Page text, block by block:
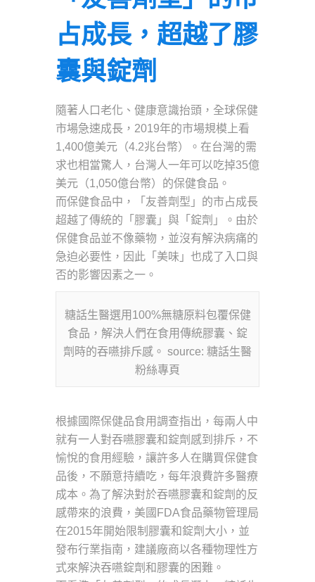
占成長，超越了膠
囊與錠劑
隨著人口老化、健康意識抬頭，全球保健
市場急速成長，2019年的市場規模上看
1,400億美元（4.2兆台幣）。在台灣的需
求也相當驚人，台灣人一年可以吃掉35億
美元（1,050億台幣）的保健食品。
而保健食品中，「友善劑型」的市占成長
超越了傳統的「膠囊」與「錠劑」。由於
保健食品並不像藥物，並沒有解決病痛的
急迫必要性，因此「美味」也成了入口與
否的影響因素之一。
糖話生醫選用100%無糖原料包覆保健
食品，解決人們在食用傳統膠囊、錠
劑時的吞嚥排斥感。 source: 糖話生醫
粉絲專頁
根據國際保健品食用調查指出，每兩人中
就有一人對吞嚥膠囊和錠劑感到排斥，不
愉悅的食用經驗，讓許多人在購買保健食
品後，不願意持續吃，每年浪費許多醫療
成本。為了解決對於吞嚥膠囊和錠劑的反
感帶來的浪費，美國FDA食品藥物管理局
在2015年開始限制膠囊和錠劑大小，並
發布行業指南，建議廠商以各種物理性方
式來解決吞嚥錠劑和膠囊的困難。